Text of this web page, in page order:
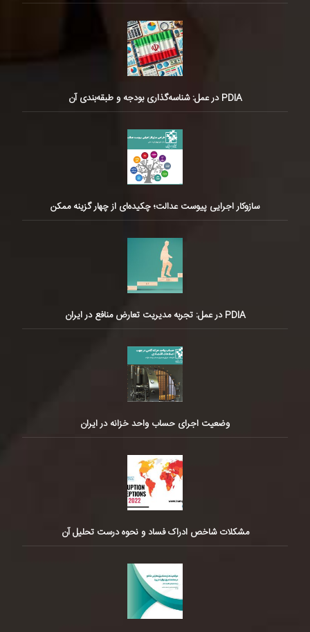
PDIA در عمل: شناسه‌گذاری بودجه و طبقه‌بندی آن
سازوکار اجرایی پیوست عدالت؛ چکیده‌ای از چهار گزینه ممکن
PDIA در عمل: تجربه مدیریت تعارض منافع در ایران
وضعیت اجرای حساب واحد خزانه در ایران
مشکلات شاخص ادراک فساد و نحوه درست تحلیل آن